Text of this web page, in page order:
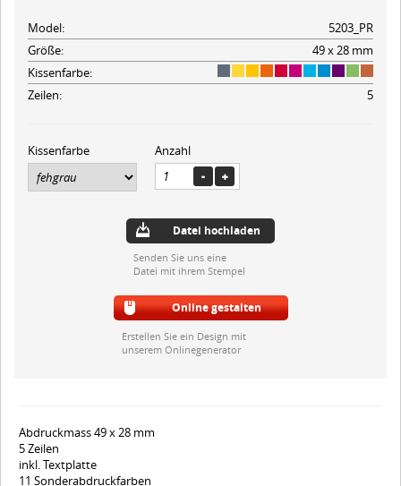
Model:
5203_PR
Größe:
49 x 28 mm
Kissenfarbe:
Zeilen:
5
Kissenfarbe Anzahl
Datei hochladen
Senden Sie uns eine
Datei mit ihrem Stempel
Online gestalten
Erstellen Sie ein Design mit
unserem Onlinegenerator
Abdruckmass 49 x 28 mm
5 Zeilen
inkl. Textplatte
11 Sonderabdruckfarben